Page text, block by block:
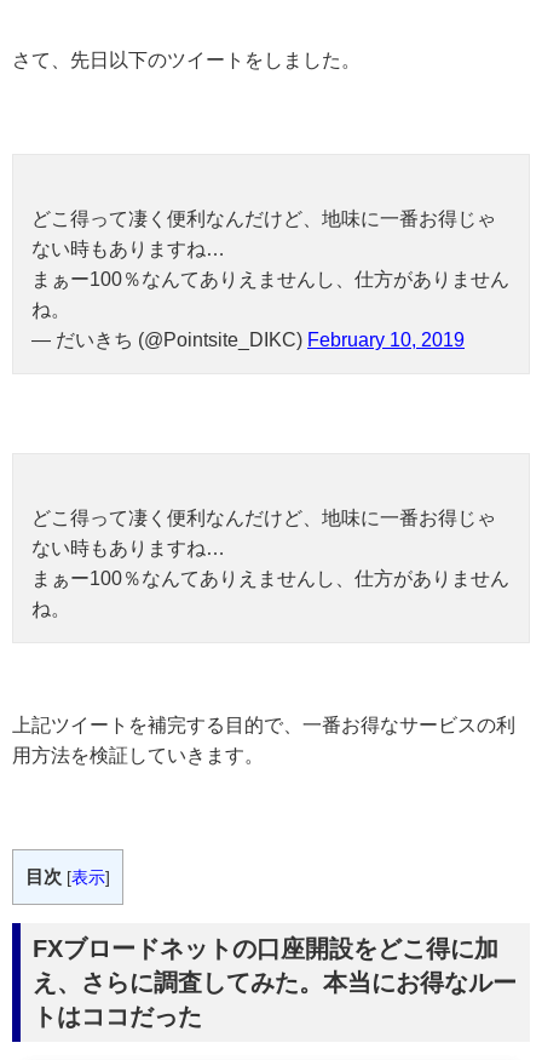
さて、先日以下のツイートをしました。
どこ得って凄く便利なんだけど、地味に一番お得じゃ
ない時もありますね…
まぁー100％なんてありえませんし、仕方がありません
ね。
— だいきち (@Pointsite_DIKC) February 10, 2019
どこ得って凄く便利なんだけど、地味に一番お得じゃ
ない時もありますね…
まぁー100％なんてありえませんし、仕方がありません
ね。
上記ツイートを補完する目的で、一番お得なサービスの利
用方法を検証していきます。
目次 [表示]
FXブロードネットの口座開設をどこ得に加
え、さらに調査してみた。本当にお得なルー
トはココだった